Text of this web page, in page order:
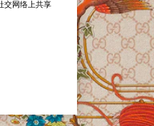
交网络上共享